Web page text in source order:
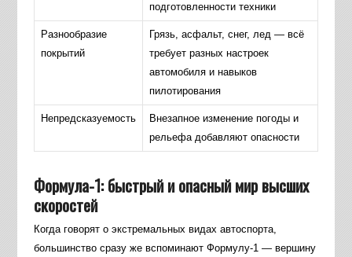
подготовленности техники
Разнообразие
покрытий
Грязь, асфальт, снег, лед — всё
требует разных настроек
автомобиля и навыков
пилотирования
Непредсказуемость
Внезапное изменение погоды и
рельефа добавляют опасности
Формула-1: быстрый и опасный мир высших
скоростей
Когда говорят о экстремальных видах автоспорта,
большинство сразу же вспоминают Формулу-1 — вершину